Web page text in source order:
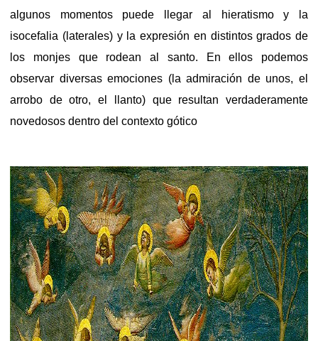
algunos momentos puede llegar al hieratismo y la
isocefalia (laterales) y la expresión en distintos grados de
los monjes que rodean al santo. En ellos podemos
observar diversas emociones (la admiración de unos, el
arrobo de otro, el llanto) que resultan verdaderamente
novedosos dentro del contexto gótico